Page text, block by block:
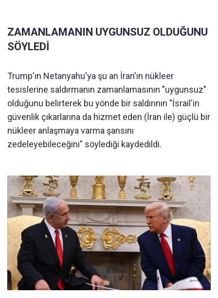
ZAMANLAMANIN UYGUNSUZ OLDUĞUNU
SÖYLEDİ
Trump'ın Netanyahu'ya şu an İran'ın nükleer
tesislerine saldırmanın zamanlamasının "uygunsuz"
olduğunu belirterek bu yönde bir saldırının "İsrail'in
güvenlik çıkarlarına da hizmet eden (İran ile) güçlü bir
nükleer anlaşmaya varma şansını
zedeleyebileceğini" söylediği kaydedildi.